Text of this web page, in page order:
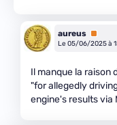
aureus Premium
Le 05/06/2025 à
Il manque la raison
"for allegedly
engine's results via